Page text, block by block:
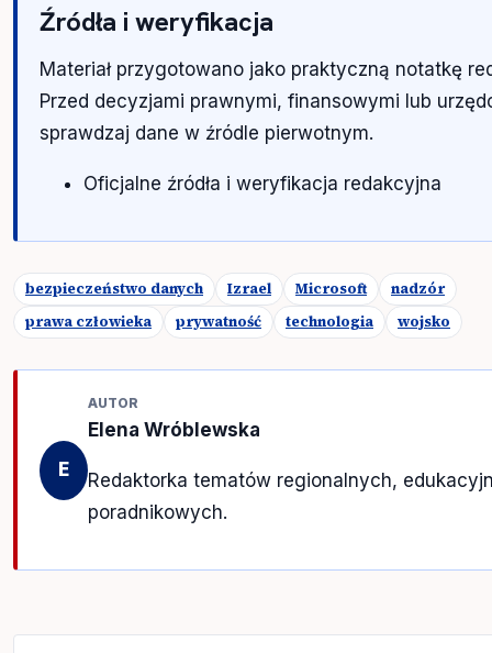
Źródła i weryfikacja
Materiał przygotowano jako praktyczną notatkę
Przed decyzjami prawnymi, finansowymi lub
sprawdzaj dane w źródle pierwotnym.
Oficjalne źródła i weryfikacja redakcyjna
bezpieczeństwo danych Izrael Microsoft
nadzór
prawa człowieka
prywatność technologia wojsko
E
AUTOR
Elena Wróblewska
Redaktorka tematów regionalnych,
poradnikowych.